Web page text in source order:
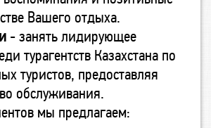
Вашего отдыха.
- занять лидирующее
турагентств Казахстана по
туристов, предоставляя
обслуживания.
мы предлагаем: